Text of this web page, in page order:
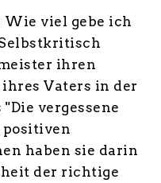
Wie viel gebe ich
ihren
ihres Vaters in der
vergessene
positiven
haben sie darin
der richtige